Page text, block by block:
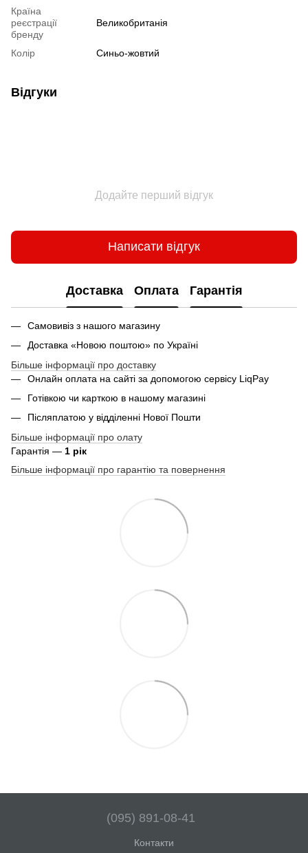
Країна
реєстрації
бренду
Великобританія
Колір Синьо-жовтий
Відгуки
Додайте перший відгук
Написати відгук
Доставка Оплата Гарантія
Самовивіз з нашого магазину
Доставка «Новою поштою» по Україні
Більше інформації про доставку
Онлайн оплата на сайті за допомогою сервісу LiqPay
Готівкою чи карткою в нашому магазині
Післяплатою у відділенні Нової Пошти
Більше інформації про олату
Гарантія — 1 рік
Більше інформації про гарантію та повернення
(095) 891-08-41
Контакти